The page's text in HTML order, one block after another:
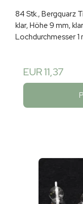
84 Stk., Bergquarz
klar, Höhe 9 mm,
Lochdurchmesser 1
EUR 11,37